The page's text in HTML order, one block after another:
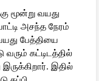
மூன்று வயது
அசந்த நேரம்
பேத்தியை
வரும் கட்டிடத்தில்
இதில்